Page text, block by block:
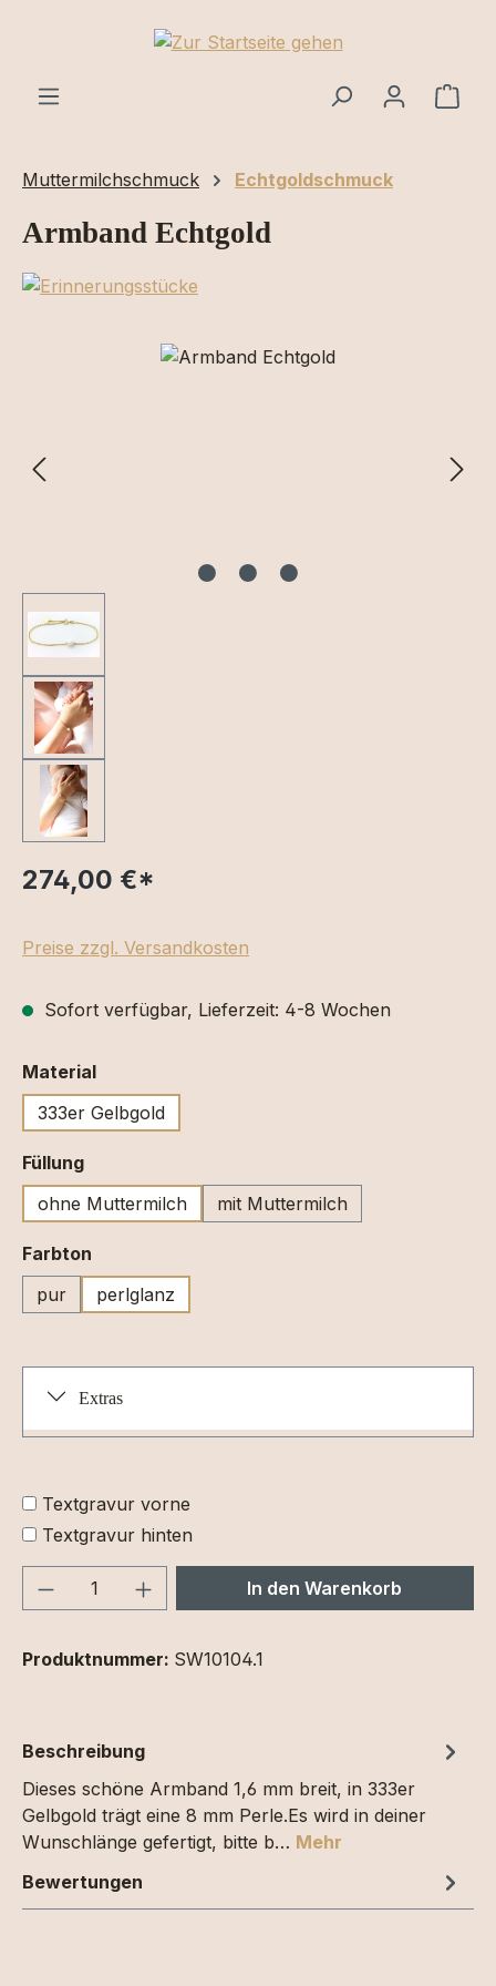
Zum Hauptinhalt springen
Muttermilchschmuck Echtgoldschmuck
Armband Echtgold
Bildergalerie überspringen
274,00 €*
Preise zzgl. Versandkosten
Sofort verfügbar, Lieferzeit: 4-8 Wochen
Materialauswählen
333er Gelbgold
Füllungauswählen
ohne Muttermilch
mit Muttermilch
Farbton
pur
perlglanz
Extras
Textgravur vorne
Textgravur hinten
Produkt Anzahl: Gib denIn den Warenkorb
Produktnummer: SW10104.1
Beschreibung
Dieses schöne Armband 1,6 mm breit, in 333er
Gelbgold trägt eine 8 mm Perle.Es wird in deiner
Wunschlänge gefertigt, bitte b… Mehr
Bewertungen